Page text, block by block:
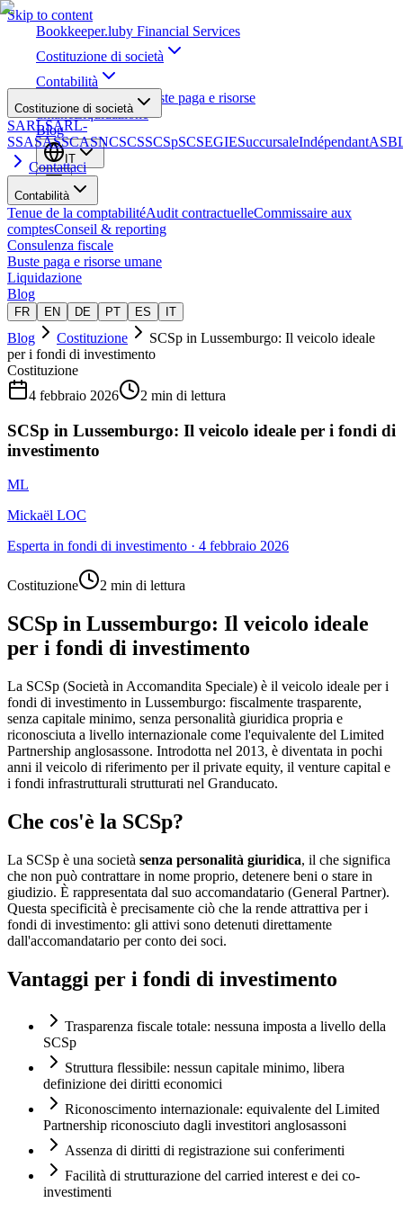
Skip to content
Bookkeeper.luby Financial Services
Costituzione di società
Contabilità
Consulenza fiscale Buste paga e risorse
umaneLiquidazione
Blog
IT
Costituzione di società
SARLSARL-
SSASASSCASNCSCSSCSpSCSEGIESuccursaleIndépendant
Contattaci
Contabilità
Tenue de la comptabilitéAudit contractuelleCommissaire aux
comptesConseil & reporting
Consulenza fiscale
Buste paga e risorse umane
Liquidazione
Blog
FR EN DE PT ES IT
Blog Costituzione
SCSp in Lussemburgo: Il veicolo ideale
per i fondi di investimento
Costituzione
4 febbraio 2026
2 min di lettura
SCSp in Lussemburgo: Il veicolo ideale per i fondi di
investimento
ML
Mickaël LOC
Esperta in fondi di investimento · 4 febbraio 2026
Costituzione 2 min di lettura
SCSp in Lussemburgo: Il veicolo ideale
per i fondi di investimento
La SCSp (Società in Accomandita Speciale) è il veicolo ideale per i
fondi di investimento in Lussemburgo: fiscalmente trasparente,
senza capitale minimo, senza personalità giuridica propria e
riconosciuta a livello internazionale come l'equivalente del Limited
Partnership anglosassone. Introdotta nel 2013, è diventata in pochi
anni il veicolo di riferimento per il private equity, il venture capital e
i fondi infrastrutturali strutturati nel Granducato.
Che cos'è la SCSp?
La SCSp è una società senza personalità giuridica, il che significa
che non può contrattare in nome proprio, detenere beni o stare in
giudizio. È rappresentata dal suo accomandatario (General Partner).
Questa specificità è precisamente ciò che la rende attrattiva per i
fondi di investimento: gli attivi sono detenuti direttamente
dall'accomandatario per conto dei soci.
Vantaggi per i fondi di investimento
Trasparenza fiscale totale: nessuna imposta a livello della
SCSp
Struttura flessibile: nessun capitale minimo, libera
definizione dei diritti economici
Riconoscimento internazionale: equivalente del Limited
Partnership riconosciuto dagli investitori anglosassoni
Assenza di diritti di registrazione sui conferimenti
Facilità di strutturazione del carried interest e dei co-
investimenti